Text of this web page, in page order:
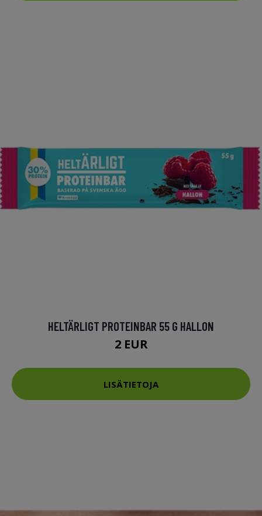
HELTÄRLIGT PROTEINBAR 55 G HALLON
2 EUR
LISÄTIETOJA